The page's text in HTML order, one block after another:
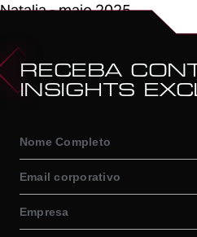
Natalia - maio 2025
RECEBA
INSIGHTS